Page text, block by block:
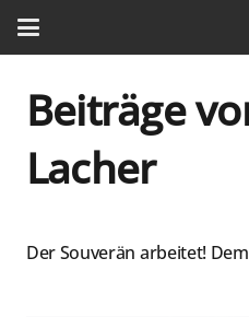
Beiträge
Lacher
Der Souverän arbeitet!